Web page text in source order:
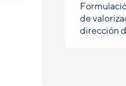
de
dirección